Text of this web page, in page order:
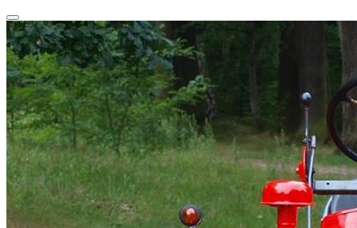
Przeskocz
do
treści
Przełącz
nawigację